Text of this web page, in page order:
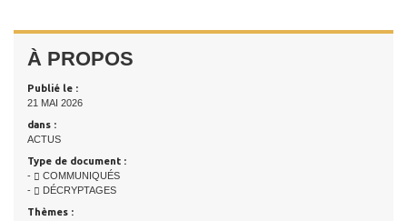
À PROPOS
Publié le :
21 MAI 2026
dans :
ACTUS
Type de document :
-
COMMUNIQUÉS
-
DÉCRYPTAGES
Thèmes :